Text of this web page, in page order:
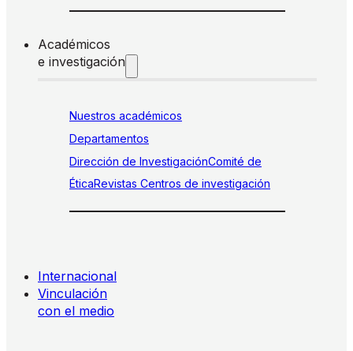
Académicos
e investigación
Nuestros académicos
Departamentos
Dirección de InvestigaciónComité de
ÉticaRevistas Centros de investigación
Internacional
Vinculación
con el medio